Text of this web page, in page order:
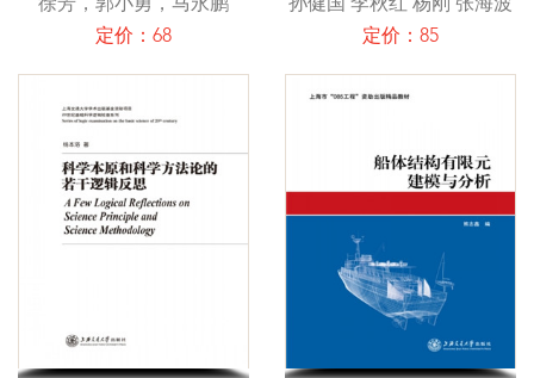
徐芳，郭小勇，马永鹏
定价：68
孙健国 李秋红 杨刚 张海波
定价：85